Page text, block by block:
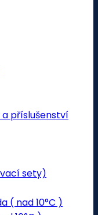
příslušenství
sety)
( nad 10°C )